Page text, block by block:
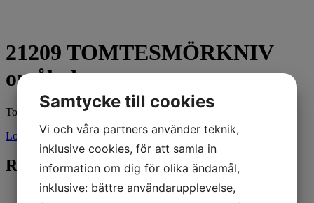
21209 TOMTESMÖRKNIV
omålad
Tomtesmörkniv omålad
Logga in för pris
Relaterade produkter
Samtycke till cookies
Vi och våra partners använder teknik,
inklusive cookies, för att samla in
information om dig för olika ändamål,
inklusive: bättre användarupplevelse,